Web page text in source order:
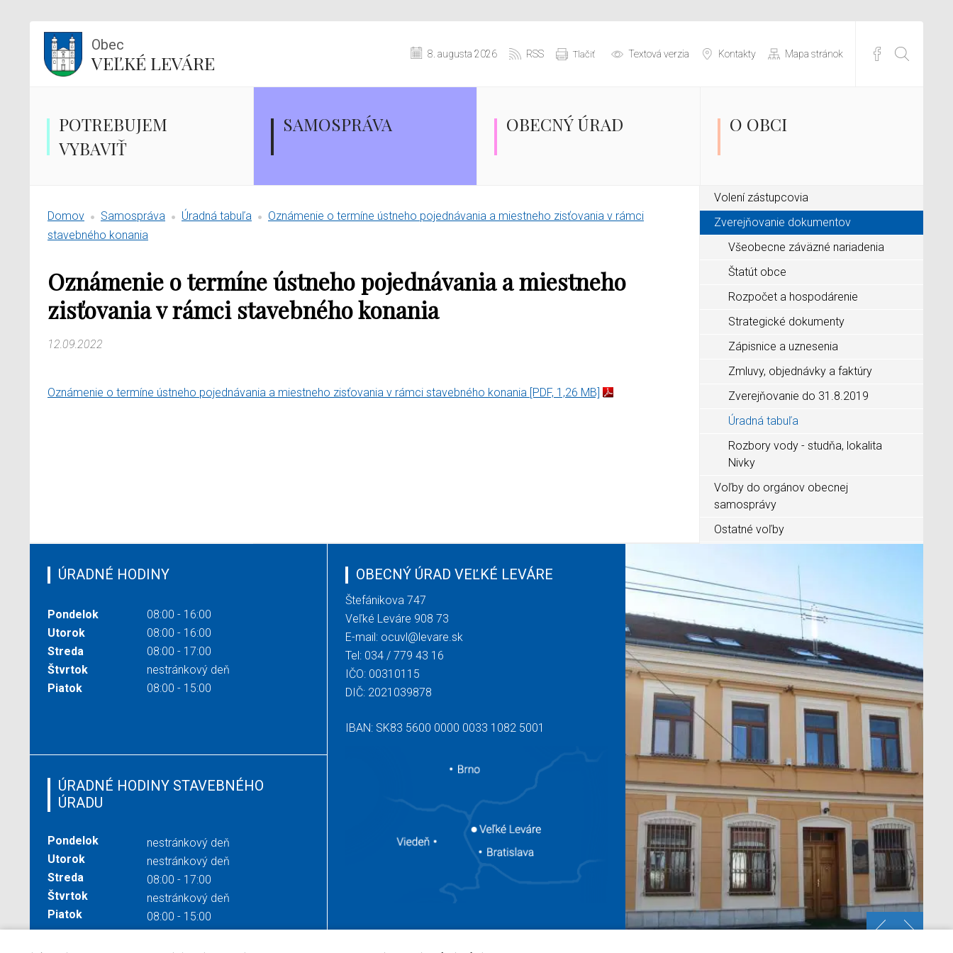
Obec
VEĽKÉ LEVÁRE 8. augusta 2026 RSS Tlačiť Textová verzia Kontakty Mapa stránok
POTREBUJEM
VYBAVIŤ
SAMOSPRÁVA OBECNÝ ÚRAD O OBCI
Domov Samospráva Úradná tabuľa
Oznámenie o termíne ústneho pojednávania a miestneho zisťovania v rámci
stavebného konania
Oznámenie o termíne ústneho pojednávania a miestneho
zisťovania v rámci stavebného konania
12.09.2022
Oznámenie o termíne ústneho pojednávania a miestneho zisťovania v rámci stavebného konania [PDF, 1,26 MB]
Volení zástupcovia
Zverejňovanie dokumentov
Všeobecne záväzné nariadenia
Štatút obce
Rozpočet a hospodárenie
Strategické dokumenty
Zápisnice a uznesenia
Zmluvy, objednávky a faktúry
Zverejňovanie do 31.8.2019
Úradná tabuľa
Rozbory vody - studňa, lokalita
Nivky
Voľby do orgánov obecnej
samosprávy
Ostatné voľby
ÚRADNÉ HODINY
Pondelok
08:00 - 16:00
Utorok
08:00 - 16:00
Streda
08:00 - 17:00
Štvrtok
nestránkový deň
Piatok
08:00 - 15:00
ÚRADNÉ HODINY STAVEBNÉHO
ÚRADU
Pondelok
nestránkový deň
Utorok
nestránkový deň
Streda
08:00 - 17:00
Štvrtok
nestránkový deň
Piatok
08:00 - 15:00
OBECNÝ ÚRAD VEĽKÉ LEVÁRE
Štefánikova 747
Veľké Leváre 908 73
E-mail: ocuvl@levare.sk
Tel: 034 / 779 43 16
IČO: 00310115
DIČ: 2021039878
IBAN: SK83 5600 0000 0033 1082 5001